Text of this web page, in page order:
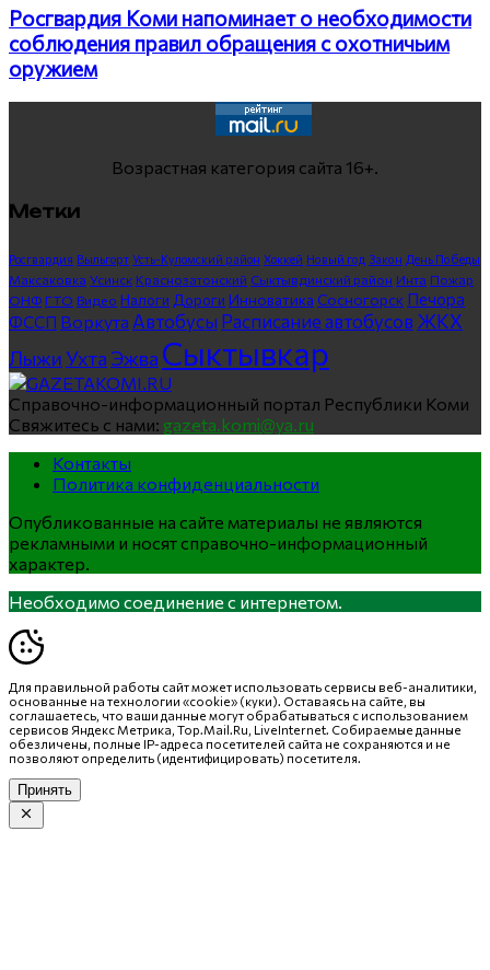
Росгвардия Коми напоминает о необходимости
соблюдения правил обращения с охотничьим
оружием
Возрастная категория сайта 16+.
Метки
Росгвардия Выльгорт Усть-Куломский район Хоккей Новый год Закон День Победы
Максаковка Усинск Краснозатонский Сыктывдинский район Инта Пожар
ОНФ ГТО Видео Налоги Дороги Инноватика Сосногорск Печора
ФССП Воркута Автобусы Расписание автобусов ЖКХ
ЛыжиУхта Эжва Сыктывкар
Справочно-информационный портал Республики Коми
Свяжитесь с нами: gazeta.komi@ya.ru
Контакты
Политика конфиденциальности
Опубликованные на сайте материалы не являются
рекламными и носят справочно-информационный
характер.
Необходимо соединение с интернетом.
Для правильной работы сайт может использовать сервисы веб-аналитики,
основанные на технологии «cookie» (куки). Оставаясь на сайте, вы
соглашаетесь, что ваши данные могут обрабатываться с использованием
сервисов Яндекс Метрика, Top.Mail.Ru, LiveInternet. Собираемые данные
обезличены, полные IP-адреса посетителей сайта не сохраняются и не
позволяют определить (идентифицировать) посетителя.
Принять